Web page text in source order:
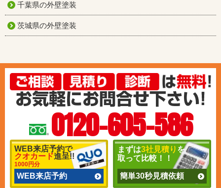
千葉県の外壁塗装
茨城県の外壁塗装
0120-605-586
WEB来店予約で
クオカード進呈!!
1000円分
WEB来店予約
まずは3社見積り を
取って比較！！
簡単30秒見積依頼